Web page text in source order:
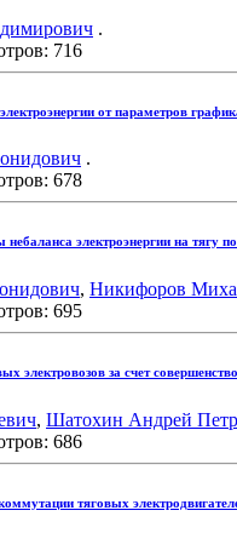
.
716
от параметров
.
678
электроэнергии на тягу
, Никифоров
695
электровозов за счет
, Шатохин Андрей
686
тяговых